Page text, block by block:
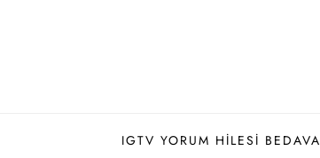
IGTV YORUM HILESI BEDAVA